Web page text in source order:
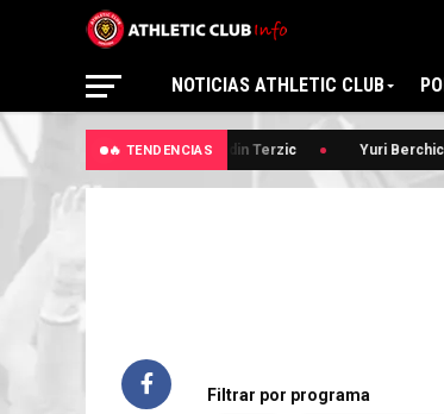
NOTICIAS ATHLETIC CLUB
🔥 TENDENCIAS🔥 Edin Terzic Yuri
Filtrar por programa